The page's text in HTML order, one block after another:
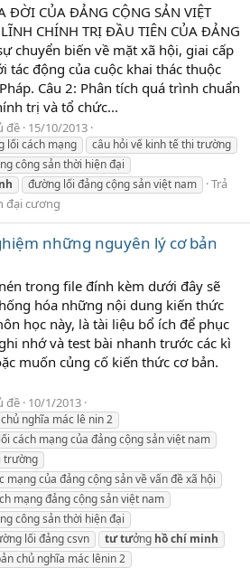
ĐỜI CỦA ĐẢNG CỘNG SẢN VIỆT
CHÍNH TRỊ ĐẦU TIÊN CỦA ĐẢNG
chuyển biến về mặt xã hội, giai cấp
tác động của cuộc khai thác thuộc
Câu 2: Phân tích quá trình chuẩn
trị và tổ chức...
đề 15/10/2013
lối cách mạng
câu hỏi vế kinh tế thi trường
công sản thời hiện đại
đường lối đảng cộng sản việt nam
Trả
đại cương
những nguyên lý cơ bản
trong file đính kèm dưới đây sẽ
hóa những nội dung kiến thức
học này, là tài liệu bổ ích để phục
nhớ và test bài nhanh trước các kì
muốn củng cố kiến thức cơ bản.
đề 10/1/2013
nghĩa mác lê nin 2
cách mạng của đảng cộng sản việt nam
trường
mạng của đảng cộng sản về vấn đề xã hội
mạng đảng cộng sản việt nam
công sản thời hiện đại
lối đảng csvn
tưtưởng hồchí minh
chủ nghĩa mác lênin 2